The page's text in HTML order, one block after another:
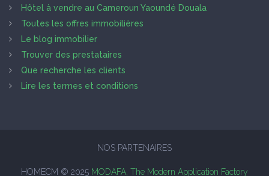
Hôtel à vendre au Cameroun Yaoundé Douala
Toutes les offres immobilières
Le blog immobilier
Trouver des prestataires
Que recherche les clients
Lire les termes et conditions
NOS PARTENAIRES
HOMECM © 2025 MODAFA, The Modern Application Factory